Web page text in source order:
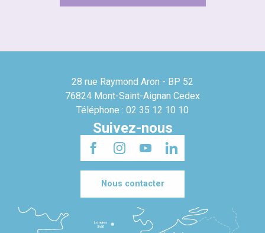
28 rue Raymond Aron - BP 52
76824 Mont-Saint-Aignan Cedex
Téléphone : 02 35 12 10 10
Suivez-nous
Nous contacter
Londres
3h30